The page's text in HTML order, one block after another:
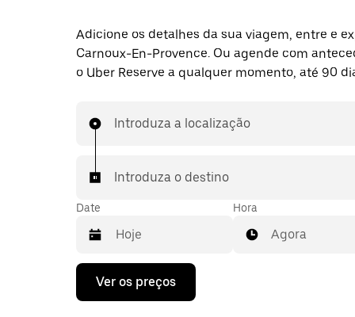
Adicione os detalhes da sua viagem, entre e
Carnoux-En-Provence. Ou agende com
o Uber Reserve a qualquer momento, até 90
Introduza a localização
Introduza o destino
Date
Prima
tecla
Hora
Agora
Ver os preços